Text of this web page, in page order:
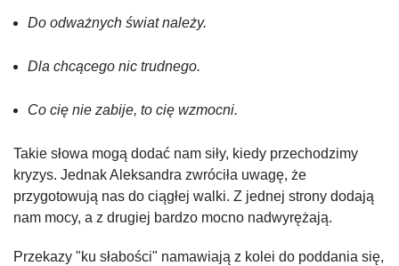
Do odważnych świat należy.
Dla chcącego nic trudnego.
Co cię nie zabije, to cię wzmocni.
Takie słowa mogą dodać nam siły, kiedy przechodzimy
kryzys. Jednak Aleksandra zwróciła uwagę, że
przygotowują nas do ciągłej walki. Z jednej strony dodają
nam mocy, a z drugiej bardzo mocno nadwyrężają.
Przekazy "ku słabości" namawiają z kolei do poddania się,